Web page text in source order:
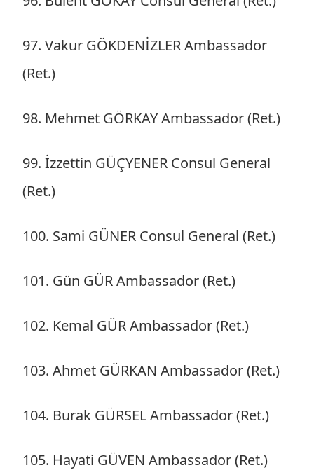
97. Vakur GÖKDENİZLER Ambassador
(Ret.)
98. Mehmet GÖRKAY Ambassador (Ret.)
99. İzzettin GÜÇYENER Consul General
(Ret.)
100. Sami GÜNER Consul General (Ret.)
101. Gün GÜR Ambassador (Ret.)
102. Kemal GÜR Ambassador (Ret.)
103. Ahmet GÜRKAN Ambassador (Ret.)
104. Burak GÜRSEL Ambassador (Ret.)
105. Hayati GÜVEN Ambassador (Ret.)